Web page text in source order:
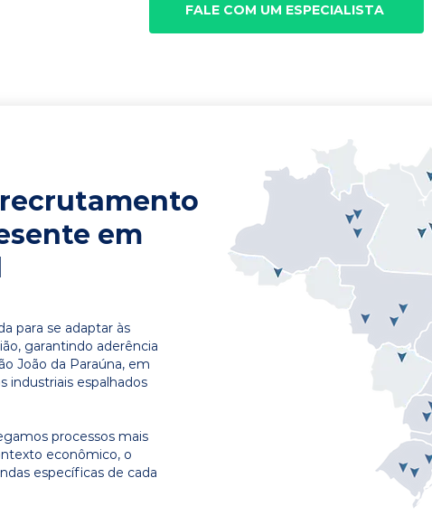
FALE COM UM ESPECIALISTA
em
para se adaptar às
garantindo aderência
João da Paraúna, em
industriais espalhados
processos mais
econômico, o
específicas de cada